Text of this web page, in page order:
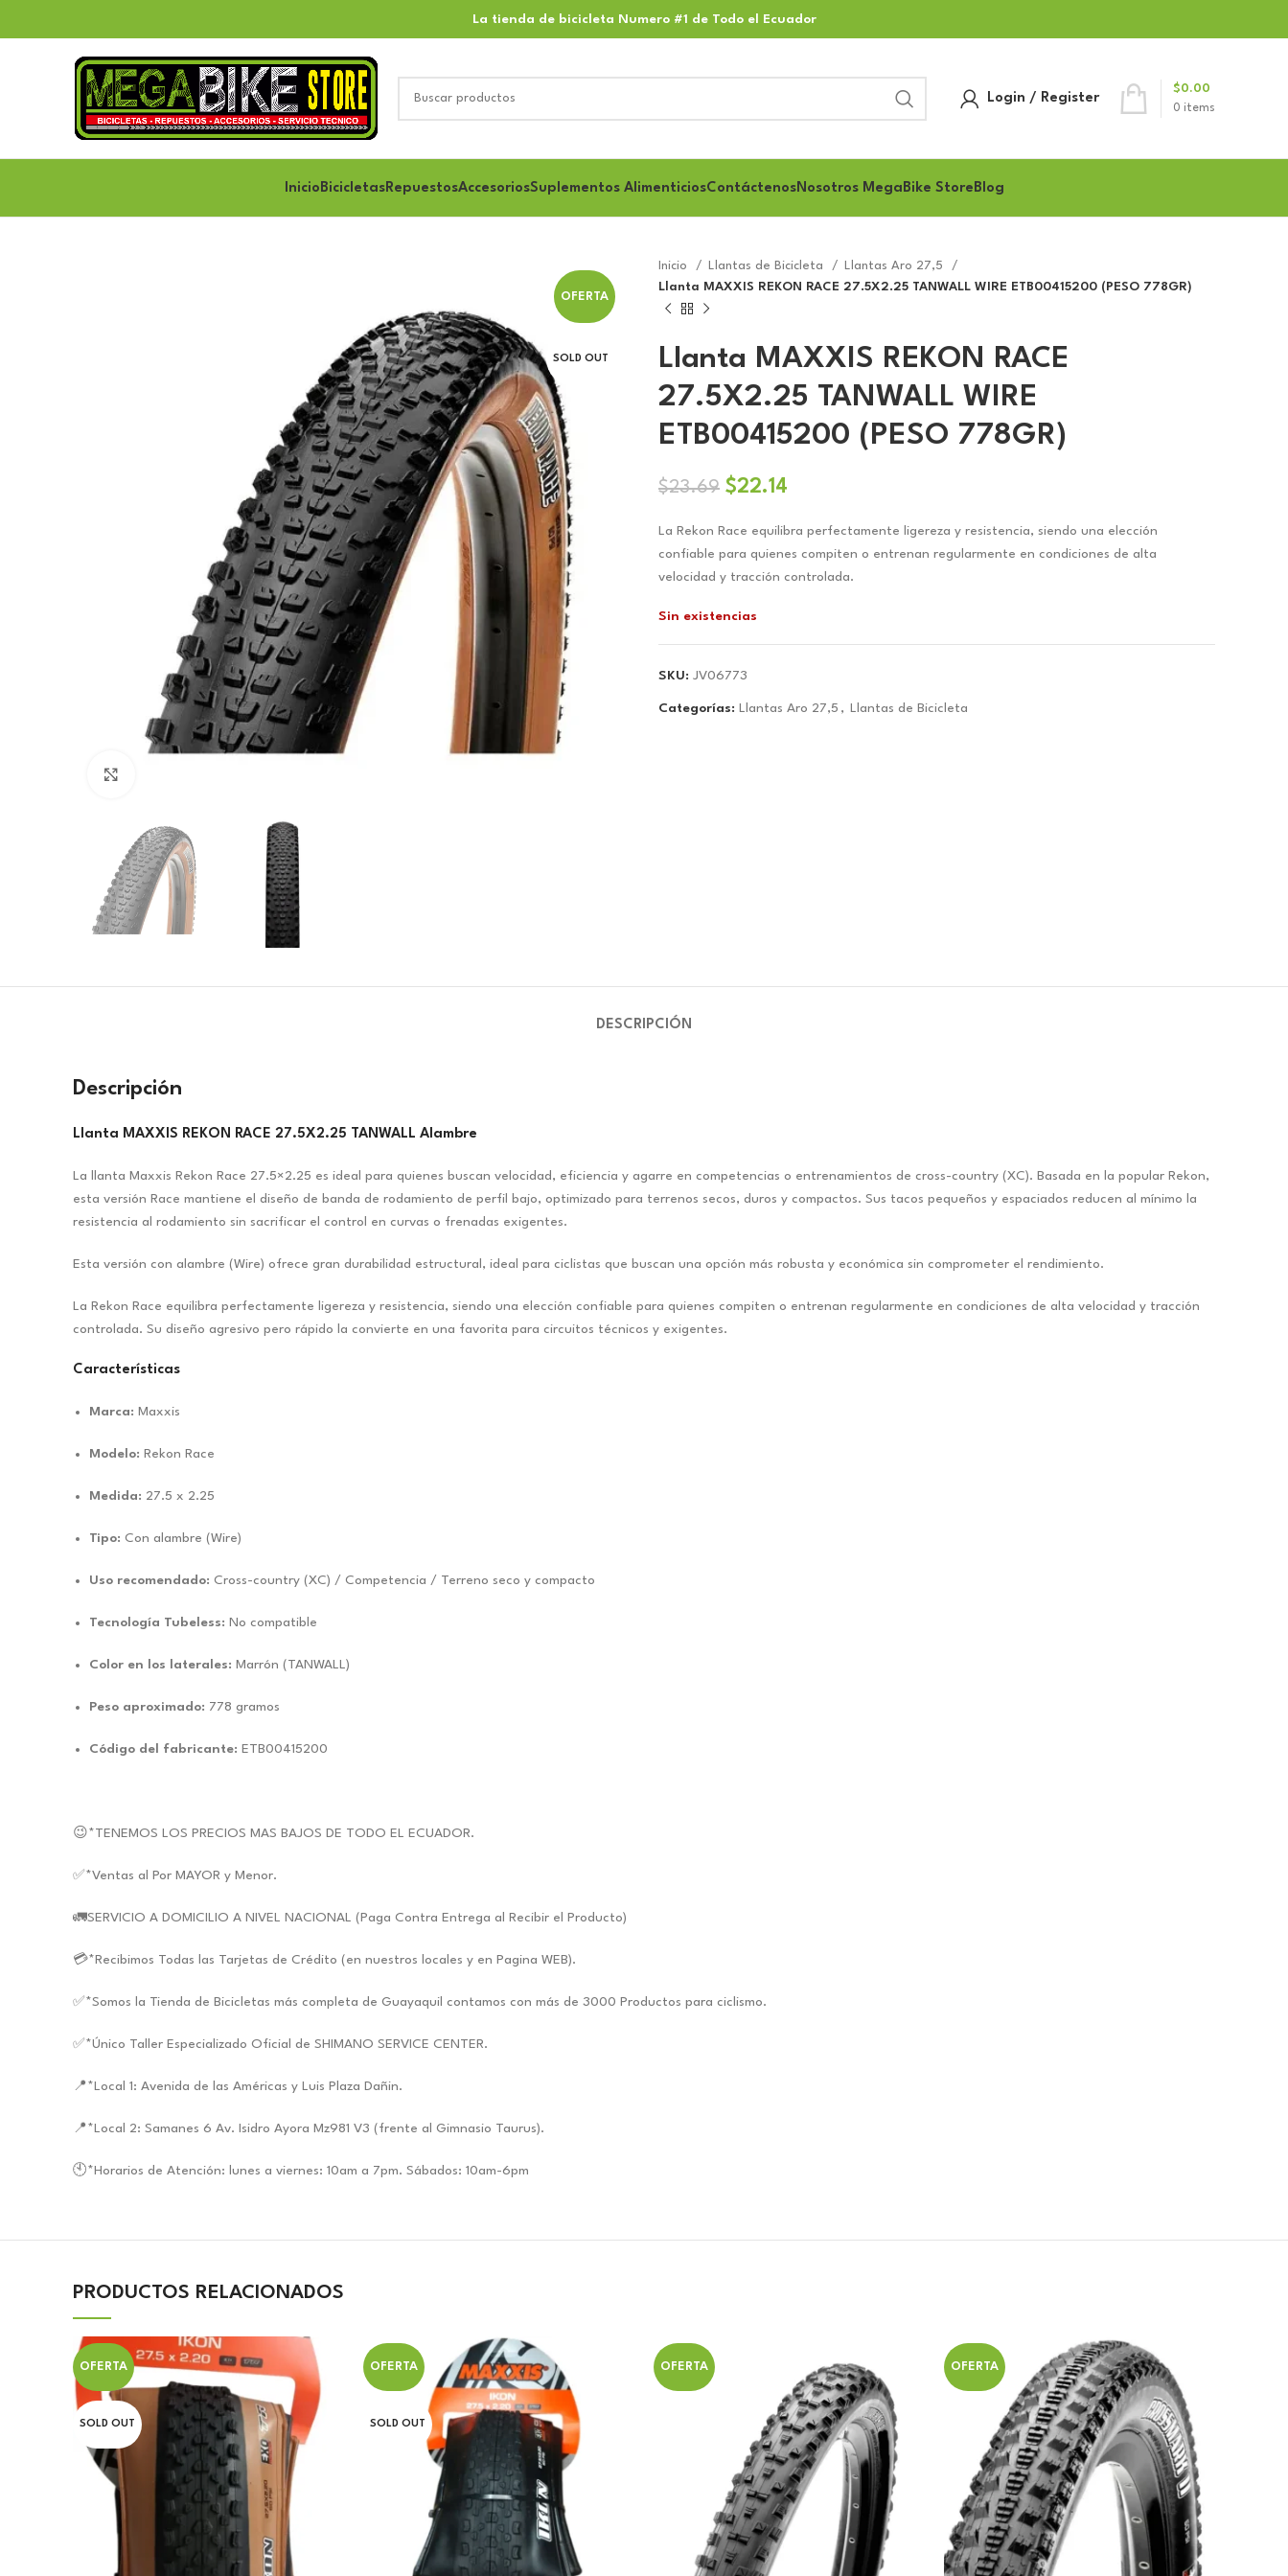
La tienda de bicicleta Numero #1 de Todo el Ecuador
Login / Register
0 items
$0.00
Inicio BicicletasRepuestosAccesoriosSuplementos AlimenticiosContáctenosNosotros MegaBike Store Blog
OFERTA
SOLD OUT
Inicio Llantas de Bicicleta
Llantas Aro 27,5
Llanta MAXXIS REKON RACE 27.5X2.25 TANWALL WIRE ETB00415200 (PESO 778GR)
Llanta MAXXIS REKON RACE
27.5X2.25 TANWALL WIRE
ETB00415200 (PESO 778GR)
$23.69 El
original
era:
$22.14
actual
es:
La Rekon Race equilibra perfectamente ligereza y resistencia, siendo una elección
confiable para quienes compiten o entrenan regularmente en condiciones de alta
velocidad y tracción controlada.
Sin existencias
SKU: JV06773
Categorías: Llantas Aro 27,5 , Llantas de Bicicleta
DESCRIPCIÓN
Descripción
Llanta MAXXIS REKON RACE 27.5X2.25 TANWALL Alambre
La llanta Maxxis Rekon Race 27.5×2.25 es ideal para quienes buscan velocidad, eficiencia y agarre en competencias o entrenamientos de cross-country (XC). Basada en la popular Rekon,
esta versión Race mantiene el diseño de banda de rodamiento de perfil bajo, optimizado para terrenos secos, duros y compactos. Sus tacos pequeños y espaciados reducen al mínimo la
resistencia al rodamiento sin sacrificar el control en curvas o frenadas exigentes.
Esta versión con alambre (Wire) ofrece gran durabilidad estructural, ideal para ciclistas que buscan una opción más robusta y económica sin comprometer el rendimiento.
La Rekon Race equilibra perfectamente ligereza y resistencia, siendo una elección confiable para quienes compiten o entrenan regularmente en condiciones de alta velocidad y tracción
controlada. Su diseño agresivo pero rápido la convierte en una favorita para circuitos técnicos y exigentes.
Características
Marca: Maxxis
Modelo: Rekon Race
Medida: 27.5 x 2.25
Tipo: Con alambre (Wire)
Uso recomendado: Cross-country (XC) / Competencia / Terreno seco y compacto
Tecnología Tubeless: No compatible
Color en los laterales: Marrón (TANWALL)
Peso aproximado: 778 gramos
Código del fabricante: ETB00415200
😉*TENEMOS LOS PRECIOS MAS BAJOS DE TODO EL ECUADOR.
✅*Ventas al Por MAYOR y Menor.
🚛SERVICIO A DOMICILIO A NIVEL NACIONAL (Paga Contra Entrega al Recibir el Producto)
💳*Recibimos Todas las Tarjetas de Crédito (en nuestros locales y en Pagina WEB).
✅*Somos la Tienda de Bicicletas más completa de Guayaquil contamos con más de 3000 Productos para ciclismo.
✅*Único Taller Especializado Oficial de SHIMANO SERVICE CENTER.
📍*Local 1: Avenida de las Américas y Luis Plaza Dañin.
📍*Local 2: Samanes 6 Av. Isidro Ayora Mz981 V3 (frente al Gimnasio Taurus).
🕙*Horarios de Atención: lunes a viernes: 10am a 7pm. Sábados: 10am-6pm
PRODUCTOS RELACIONADOS
OFERTA
SOLD OUT
OFERTA
SOLD OUT
OFERTA OFERTA